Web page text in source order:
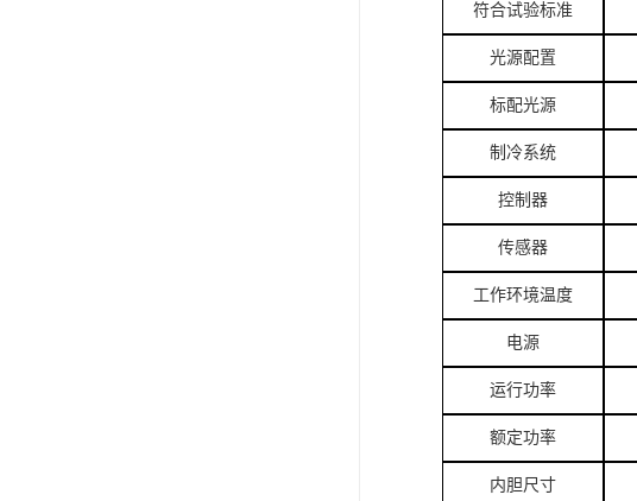
符合试验标准
光源配置
标配光源
制冷系统
控制器
传感器
工作环境温度
电源
运行功率
额定功率
内胆尺寸